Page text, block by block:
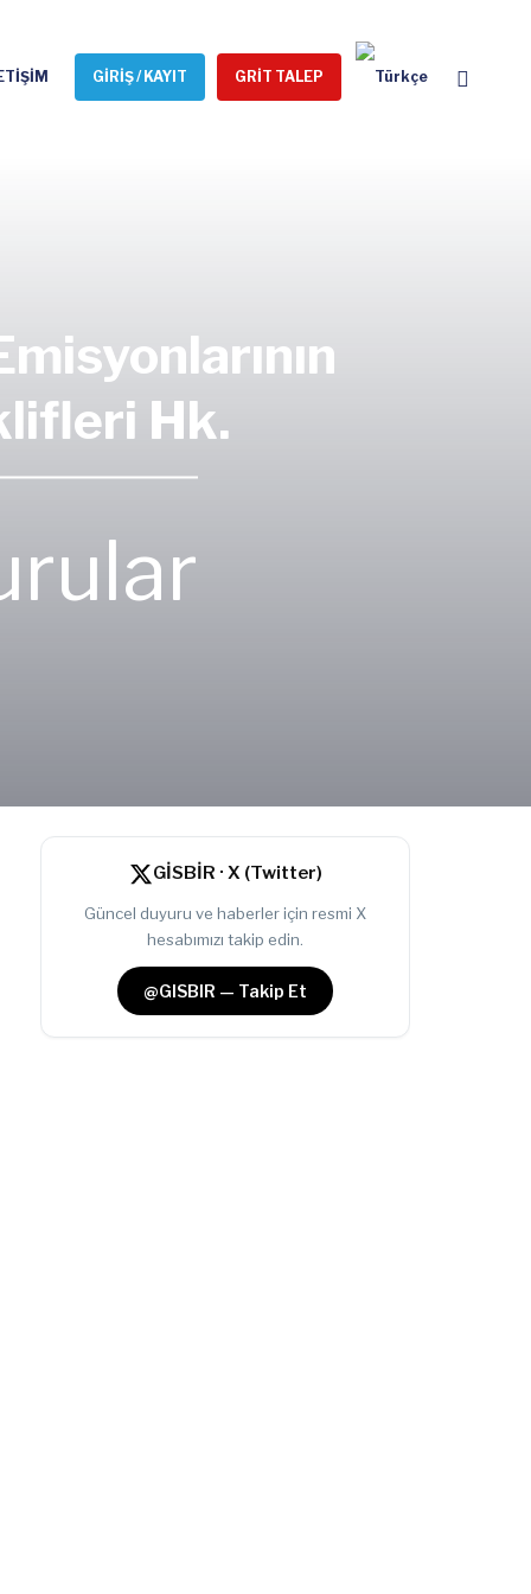
GİRİŞ / KAYIT GRİT TALEP
Hk.
GİSBİR · X (Twitter)
Güncel duyuru ve haberler için resmi X
hesabımızı takip edin.
@GISBIR — Takip Et